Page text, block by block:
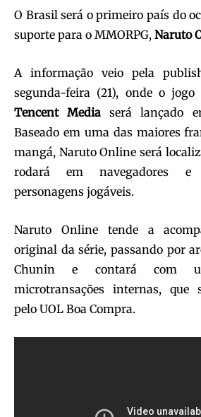
O Brasil será o primeiro país do
suporte para o MMORPG, Naruto
A informação veio pela
segunda-feira (21), onde o jogo
Tencent Media será lançado
Baseado em uma das maiores
mangá, Naruto Online será
rodará em navegadores e
personagens jogáveis.
Naruto Online tende a
original da série, passando por
Chunin e contará com
microtransações internas, que
pelo UOL Boa Compra.